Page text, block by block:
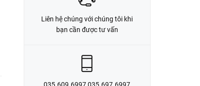
Liên hệ chúng với chúng tôi khi
bạn cần được tư vấn